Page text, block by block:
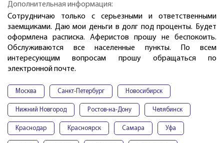
Дополнительная информация:
Сотрудничаю только с серьезными и ответственными
заемщиками. Даю мои деньги в долг под проценты. Будет
оформлена расписка. Аферистов прошу не беспокоить.
Обслуживаются все населенные пункты. По всем
интересующим вопросам прошу обращаться по
электронной почте.
Москва Санкт-Петербург Новосибирск
Нижний Новгород Ростов-на-Дону Челябинск
Краснодар Красноярск Самара Уфа